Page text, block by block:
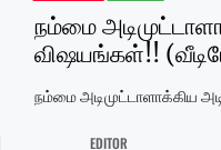
நம்மை
விஷயங்கள்!!
நம்மை அடிமுட்டாளாக்கிய
EDITOR